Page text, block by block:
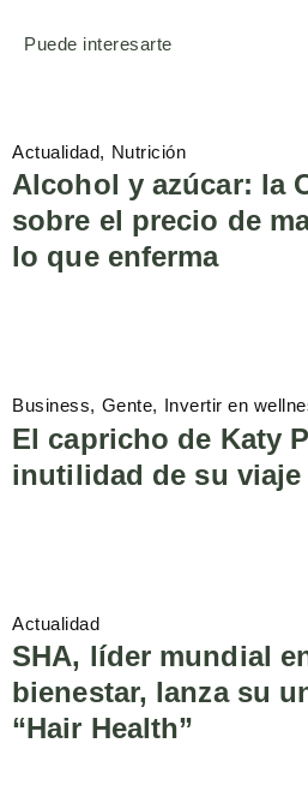
Puede interesarte
Actualidad Nutrición
Alcohol y azúcar: la
sobre el precio de
lo que enferma
Business Gente Invertir en
El capricho de Katy
inutilidad de su viaje
Actualidad
SHA, líder mundial
bienestar, lanza su
“Hair Health”